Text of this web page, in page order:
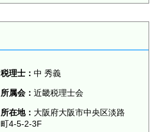
税理士：中 秀義
所属会：近畿税理士会
所在地： 大阪府大阪市中央区淡路
町4-5-2-3F